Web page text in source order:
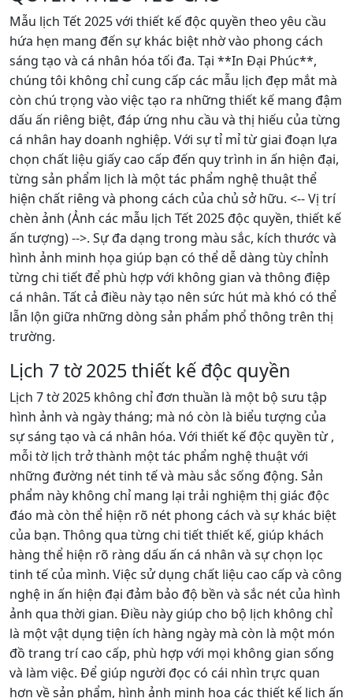
Mẫu lịch Tết 2025 với thiết kế độc quyền theo yêu cầu
hứa hẹn mang đến sự khác biệt nhờ vào phong cách
sáng tạo và cá nhân hóa tối đa. Tại **In Đại Phúc**,
chúng tôi không chỉ cung cấp các mẫu lịch đẹp mắt mà
còn chú trọng vào việc tạo ra những thiết kế mang đậm
dấu ấn riêng biệt, đáp ứng nhu cầu và thị hiếu của từng
cá nhân hay doanh nghiệp. Với sự tỉ mỉ từ giai đoạn lựa
chọn chất liệu giấy cao cấp đến quy trình in ấn hiện đại,
từng sản phẩm lịch là một tác phẩm nghệ thuật thể
hiện chất riêng và phong cách của chủ sở hữu. <-- Vị trí
chèn ảnh (Ảnh các mẫu lịch Tết 2025 độc quyền, thiết kế
ấn tượng) -->. Sự đa dạng trong màu sắc, kích thước và
hình ảnh minh họa giúp bạn có thể dễ dàng tùy chỉnh
từng chi tiết để phù hợp với không gian và thông điệp
cá nhân. Tất cả điều này tạo nên sức hút mà khó có thể
lẫn lộn giữa những dòng sản phẩm phổ thông trên thị
trường.
Lịch 7 tờ 2025 thiết kế độc quyền
Lịch 7 tờ 2025 không chỉ đơn thuần là một bộ sưu tập
hình ảnh và ngày tháng; mà nó còn là biểu tượng của
sự sáng tạo và cá nhân hóa. Với thiết kế độc quyền từ ,
mỗi tờ lịch trở thành một tác phẩm nghệ thuật với
những đường nét tinh tế và màu sắc sống động. Sản
phẩm này không chỉ mang lại trải nghiệm thị giác độc
đáo mà còn thể hiện rõ nét phong cách và sự khác biệt
của bạn. Thông qua từng chi tiết thiết kế, giúp khách
hàng thể hiện rõ ràng dấu ấn cá nhân và sự chọn lọc
tinh tế của mình. Việc sử dụng chất liệu cao cấp và công
nghệ in ấn hiện đại đảm bảo độ bền và sắc nét của hình
ảnh qua thời gian. Điều này giúp cho bộ lịch không chỉ
là một vật dụng tiện ích hàng ngày mà còn là một món
đồ trang trí cao cấp, phù hợp với mọi không gian sống
và làm việc. Để giúp người đọc có cái nhìn trực quan
hơn về sản phẩm, hình ảnh minh họa các thiết kế lịch ấn